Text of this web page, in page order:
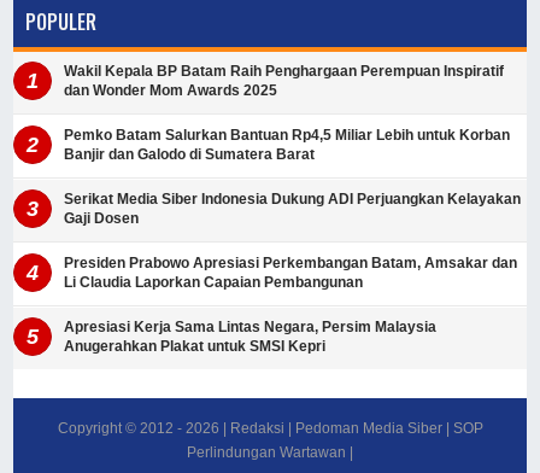
POPULER
Wakil Kepala BP Batam Raih Penghargaan Perempuan Inspiratif
dan Wonder Mom Awards 2025
Pemko Batam Salurkan Bantuan Rp4,5 Miliar Lebih untuk Korban
Banjir dan Galodo di Sumatera Barat
Serikat Media Siber Indonesia Dukung ADI Perjuangkan Kelayakan
Gaji Dosen
Presiden Prabowo Apresiasi Perkembangan Batam, Amsakar dan
Li Claudia Laporkan Capaian Pembangunan
Apresiasi Kerja Sama Lintas Negara, Persim Malaysia
Anugerahkan Plakat untuk SMSI Kepri
Copyright © 2012 - 2026 | Redaksi | Pedoman Media Siber| SOP
Perlindungan Wartawan |